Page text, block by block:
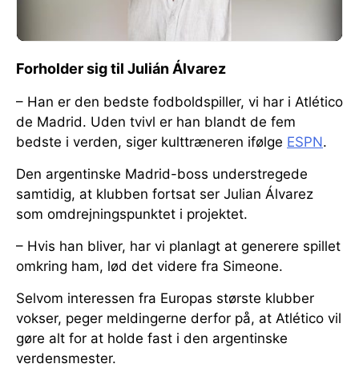
Forholder sig til Julián Álvarez
– Han er den bedste fodboldspiller, vi har i Atlético
de Madrid. Uden tvivl er han blandt de fem
bedste i verden, siger kulttræneren ifølge ESPN.
Den argentinske Madrid-boss understregede
samtidig, at klubben fortsat ser Julian Álvarez
som omdrejningspunktet i projektet.
– Hvis han bliver, har vi planlagt at generere spillet
omkring ham, lød det videre fra Simeone.
Selvom interessen fra Europas største klubber
vokser, peger meldingerne derfor på, at Atlético vil
gøre alt for at holde fast i den argentinske
verdensmester.